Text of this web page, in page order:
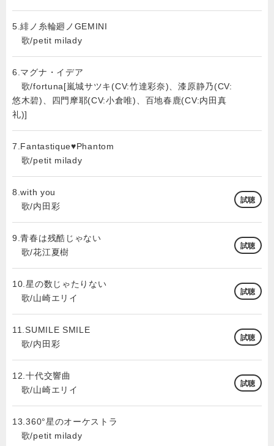
5.緋ノ糸輪廻ノGEMINI
歌/petit milady
6.マグナ・イデア
歌/fortuna[嵐城サツキ(CV:竹達彩奈)、漆原静乃(CV:
悠木碧)、四門摩耶(CV:小倉唯)、百地春鹿(CV:内田真
礼)]
7.Fantastique♥Phantom
歌/petit milady
8.with you
歌/内田彩
試聴
9.青春は残酷じゃない
歌/花江夏樹
試聴
10.星の数じゃたりない
歌/山崎エリイ
試聴
11.SUMILE SMILE
歌/内田彩
試聴
12.十代交響曲
歌/山崎エリイ
試聴
13.360°星のオーケストラ
歌/petit milady